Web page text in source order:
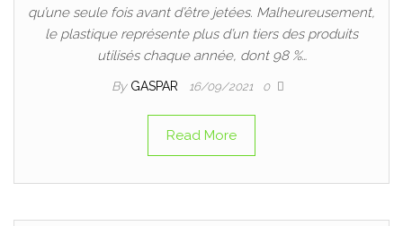
qu’une seule fois avant d’être jetées. Malheureusement,
le plastique représente plus d’un tiers des produits
utilisés chaque année, dont 98 %…
By GASPAR 16/09/2021 0
Read More